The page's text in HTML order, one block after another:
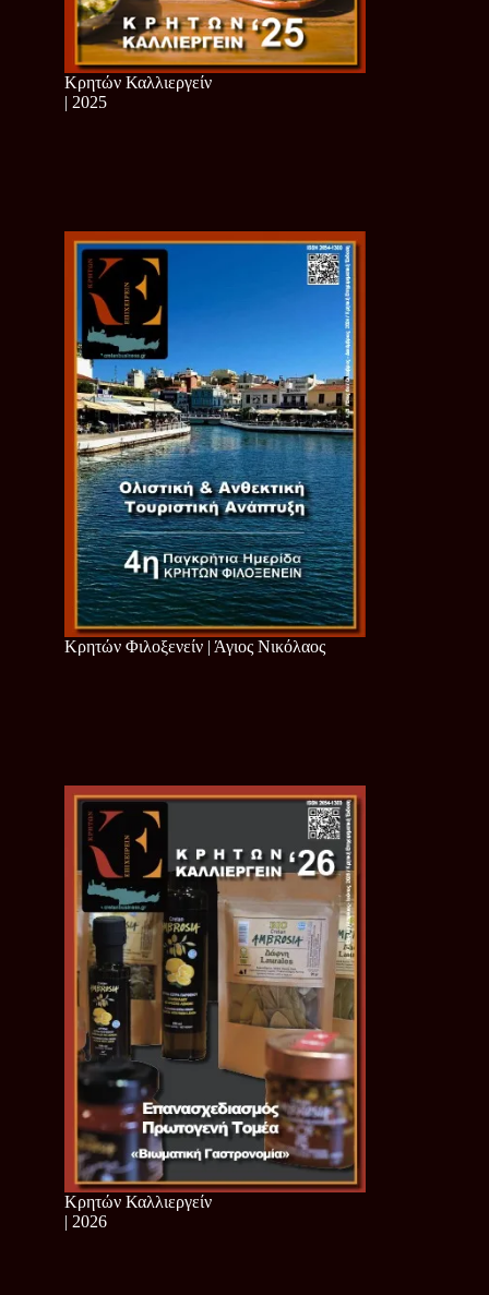
Κρητών Καλλιεργείν
| 2025
Κρητών Φιλοξενείν | Άγιος Νικόλαος
Κρητών Καλλιεργείν
| 2026